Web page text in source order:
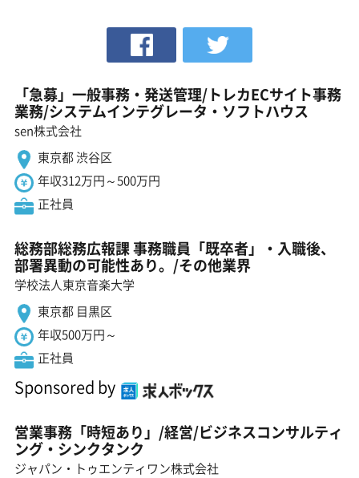
「急募」一般事務・発送管理/トレカECサイト事務
業務/システムインテグレータ・ソフトハウス
sen株式会社
東京都 渋谷区
年収312万円～500万円
正社員
総務部総務広報課 事務職員「既卒者」・入職後、
部署異動の可能性あり。/その他業界
学校法人東京音楽大学
東京都 目黒区
年収500万円～
正社員
Sponsored by
営業事務「時短あり」/経営/ビジネスコンサルティ
ング・シンクタンク
ジャパン・トゥエンティワン株式会社